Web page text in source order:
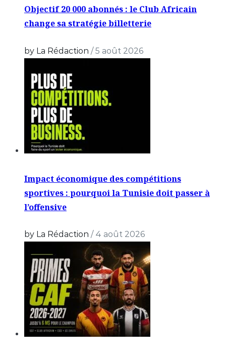
Objectif 20 000 abonnés : le Club Africain
change sa stratégie billetterie
by La Rédaction /5 août 2026
Impact économique des compétitions
sportives : pourquoi la Tunisie doit passer à
l’offensive
by La Rédaction / 4 août 2026